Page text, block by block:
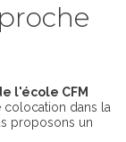
l'école CFM
colocation dans la
proposons un